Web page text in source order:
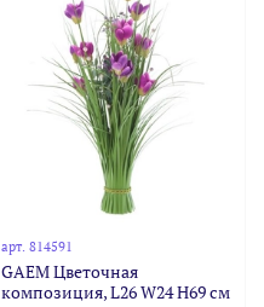
арт. 814591
GAEM Цветочная
композиция, L26 W24 H69 см